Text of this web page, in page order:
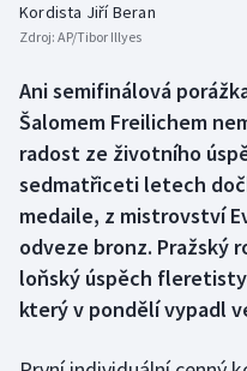
Boby a skeleton
Box
Curling
Florbal
Futsal
AZ kvíz
Kordista Jiří Beran
Zdroj: AP/Tibor Illyes
Ani semifinálová
Šalomem Freilichem
radost ze životního
sedmatřiceti letech
medaile, z mistrovství
odveze bronz. Pražský
loňský úspěch
který v pondělí vypadl